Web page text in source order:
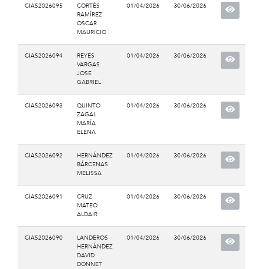
CIAS2026095
CORTÉS
RAMÍREZ
OSCAR
MAURICIO
01/04/2026 30/06/2026
CIAS2026094
REYES
VARGAS
JOSE
GABRIEL
01/04/2026 30/06/2026
CIAS2026093
QUINTO
ZAGAL
MARÍA
ELENA
01/04/2026 30/06/2026
CIAS2026092
HERNÁNDEZ
BÁRCENAS
MELISSA
01/04/2026 30/06/2026
CIAS2026091
CRUZ
MATEO
ALDAIR
01/04/2026 30/06/2026
CIAS2026090
LANDEROS
HERNÁNDEZ
DAVID
DONNET
01/04/2026 30/06/2026